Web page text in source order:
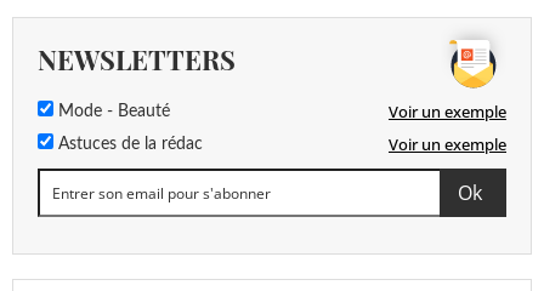
NEWSLETTERS
Mode - Beauté Voir un exemple
Astuces de la rédac Voir un exemple